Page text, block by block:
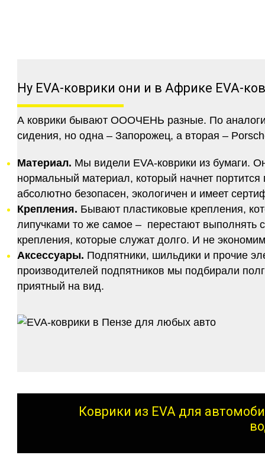
Ну EVA-коврики они и в Африке EVA-
А коврики бывают ОООЧЕНЬ разные. По
сидения, но одна – Запорожец, а вторая –
Материал. Мы видели EVA-коврики из бумаги.
нормальный материал, который начнет
абсолютно безопасен, экологичен и имеет
Крепления. Бывают пластиковые крепления,
липучками то же самое – перестают
крепления, которые служат долго. И не
Аксессуары. Подпятники, шильдики и прочие
производителей подпятников мы подбирали
приятный на вид.
Коврики из EVA для